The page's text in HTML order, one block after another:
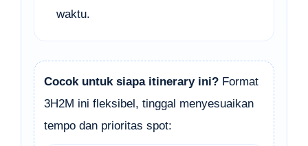
waktu.
Cocok untuk siapa itinerary ini? Format
3H2M ini fleksibel, tinggal menyesuaikan
tempo dan prioritas spot: